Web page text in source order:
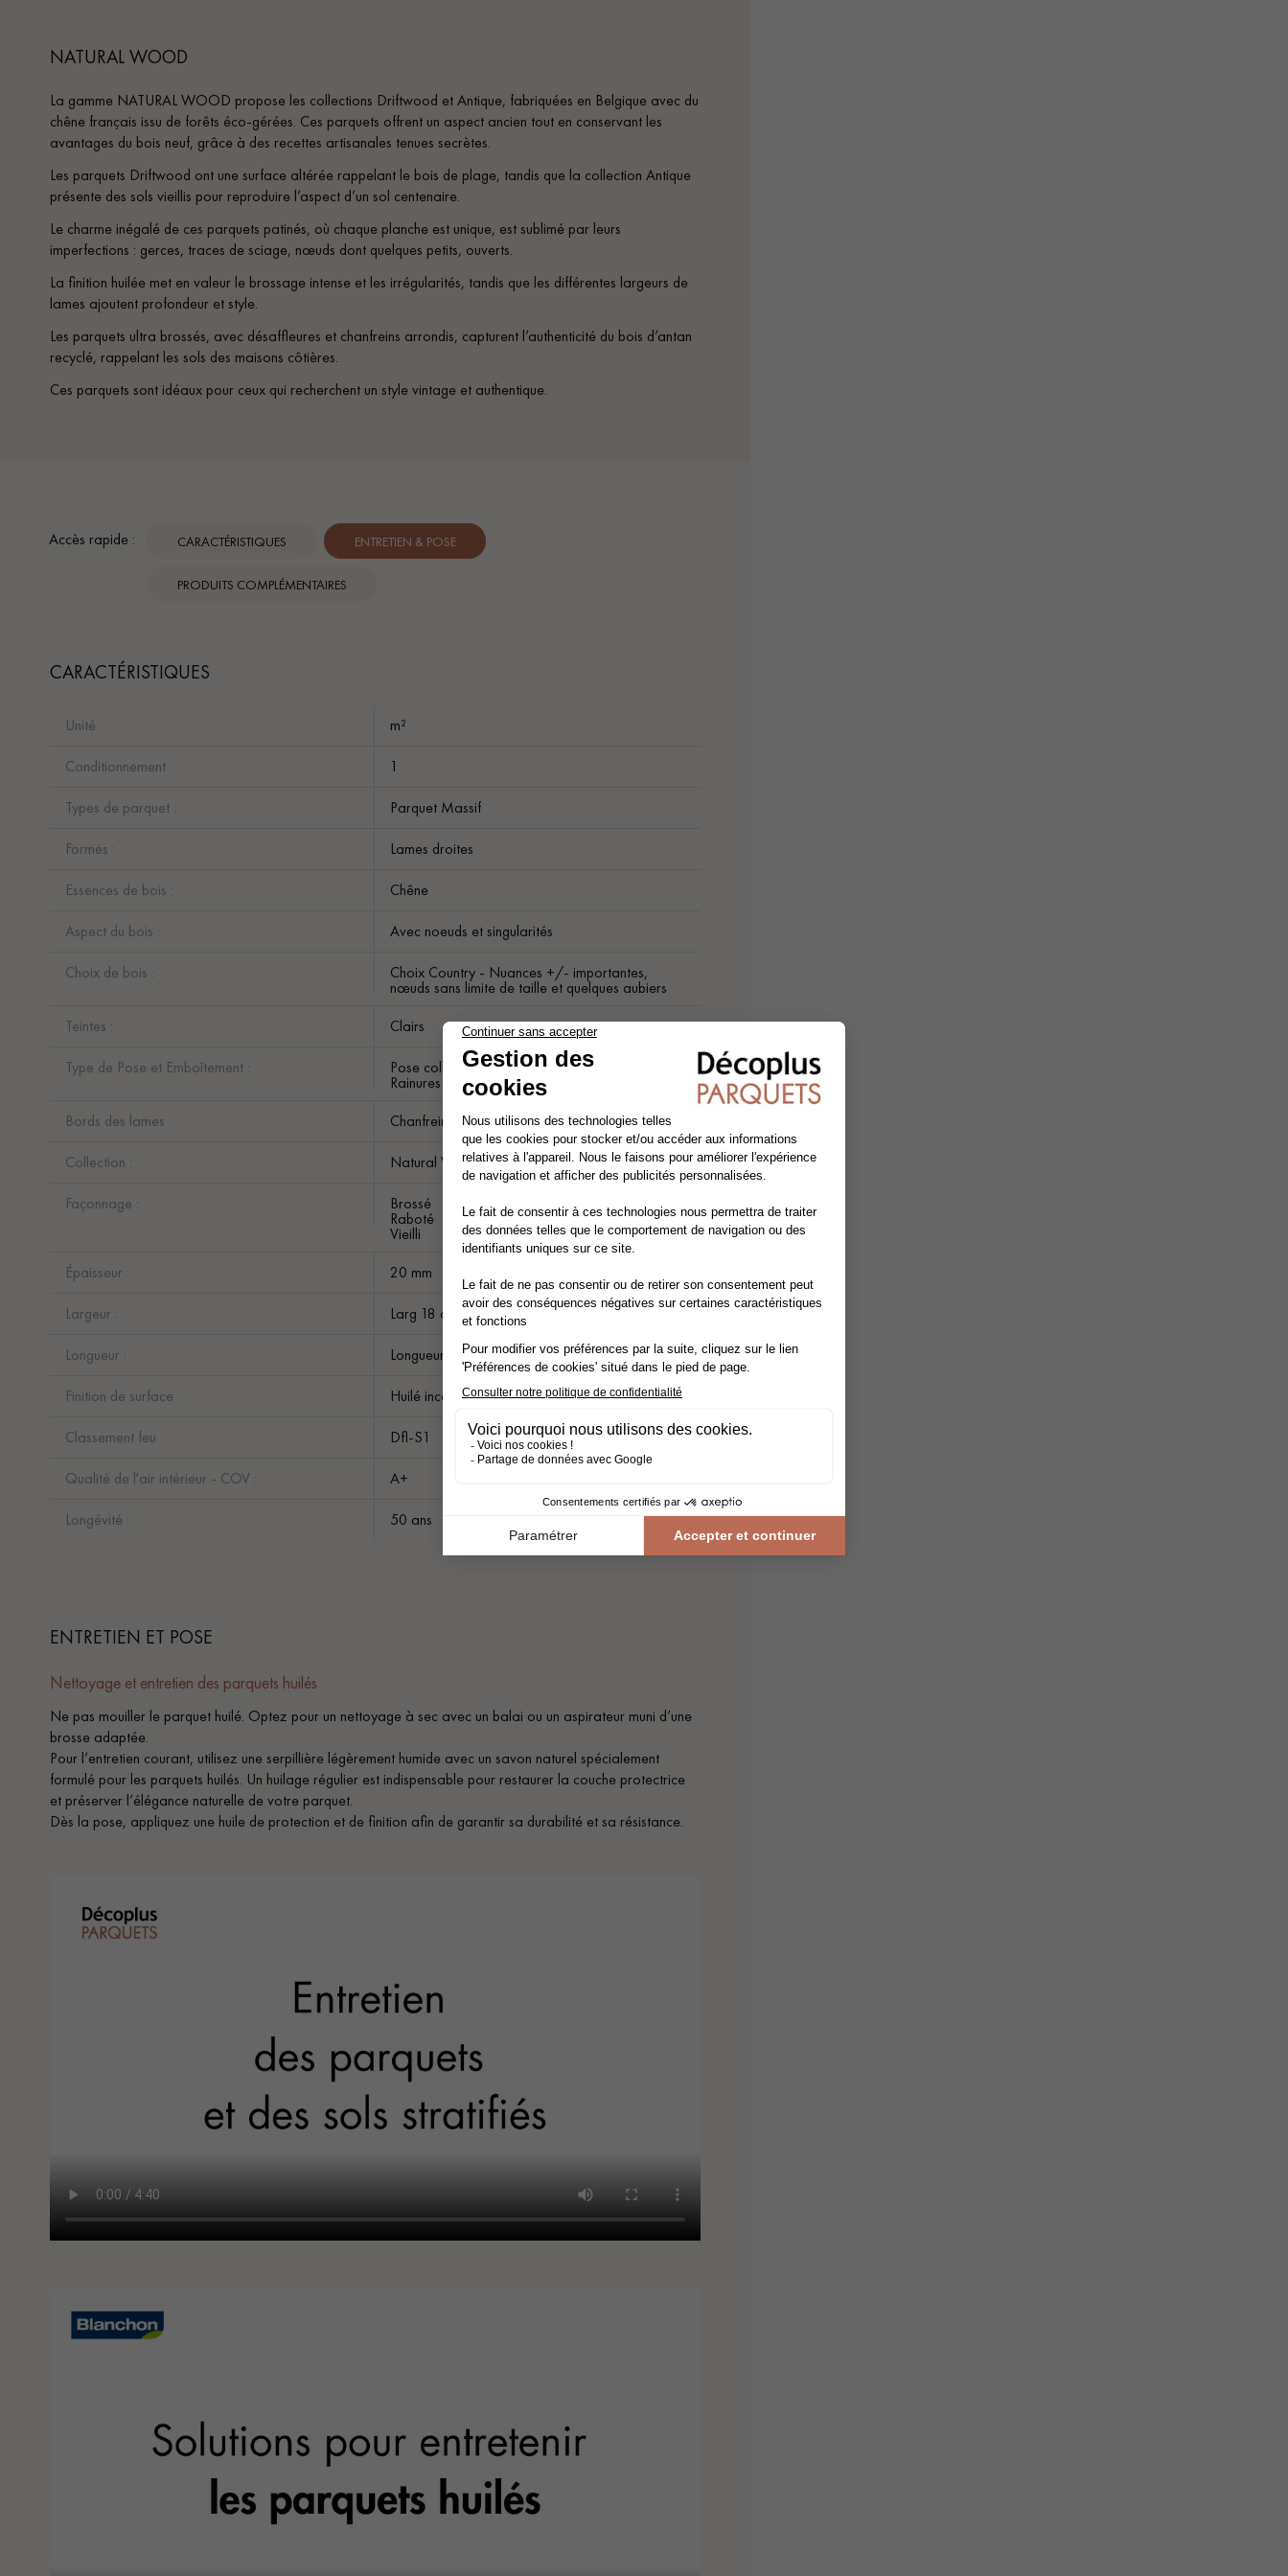
NATURAL WOOD
La gamme NATURAL WOOD propose les collections Driftwood et Antique, fabriquées en Belgique avec du
chêne français issu de forêts éco-gérées. Ces parquets offrent un aspect ancien tout en conservant les
avantages du bois neuf, grâce à des recettes artisanales tenues secrètes.
Les parquets Driftwood ont une surface altérée rappelant le bois de plage, tandis que la collection Antique
présente des sols vieillis pour reproduire l’aspect d’un sol centenaire.
Le charme inégalé de ces parquets patinés, où chaque planche est unique, est sublimé par leurs
imperfections : gerces, traces de sciage, nœuds dont quelques petits, ouverts.
La finition huilée met en valeur le brossage intense et les irrégularités, tandis que les différentes largeurs de
lames ajoutent profondeur et style.
Les parquets ultra brossés, avec désaffleures et chanfreins arrondis, capturent l’authenticité du bois d’antan
recyclé, rappelant les sols des maisons côtières.
Ces parquets sont idéaux pour ceux qui recherchent un style vintage et authentique.
Accès rapide : CARACTÉRISTIQUES ENTRETIEN & POSE
PRODUITS COMPLÉMENTAIRES
CARACTÉRISTIQUES
Unité : m²
Conditionnement : 1
Types de parquet : Parquet Massif
Formes : Lames droites
Essences de bois : Chêne
Aspect du bois : Avec noeuds et singularités
Choix de bois : Choix Country - Nuances +/- importantes,
nœuds sans limite de taille et quelques aubiers
Teintes :
Clairs
Type de Pose et Emboîtement : Pose collée ou clouée (si épaisseur sup 20 mm).
Rainures / Languettes
Bords des lames :
Chanfreiné sur les 2 cotés (Go2)
Collection : Natural Wood
Façonnage : Brossé
Raboté
Vieilli
Épaisseur :
20 mm
Largeur : Larg 18 cm
Longueur : Longueurs variables
Finition de surface : Huilé incolore
Classement feu : Dfl-S1
Qualité de l'air intérieur - COV : A+
Longévité : 50 ans
ENTRETIEN ET POSE
Nettoyage et entretien des parquets huilés
Ne pas mouiller le parquet huilé. Optez pour un nettoyage à sec avec un balai ou un aspirateur muni d’une
brosse adaptée.
Pour l’entretien courant, utilisez une serpillière légèrement humide avec un savon naturel spécialement
formulé pour les parquets huilés. Un huilage régulier est indispensable pour restaurer la couche protectrice
et préserver l’élégance naturelle de votre parquet.
Dès la pose, appliquez une huile de protection et de finition afin de garantir sa durabilité et sa résistance.